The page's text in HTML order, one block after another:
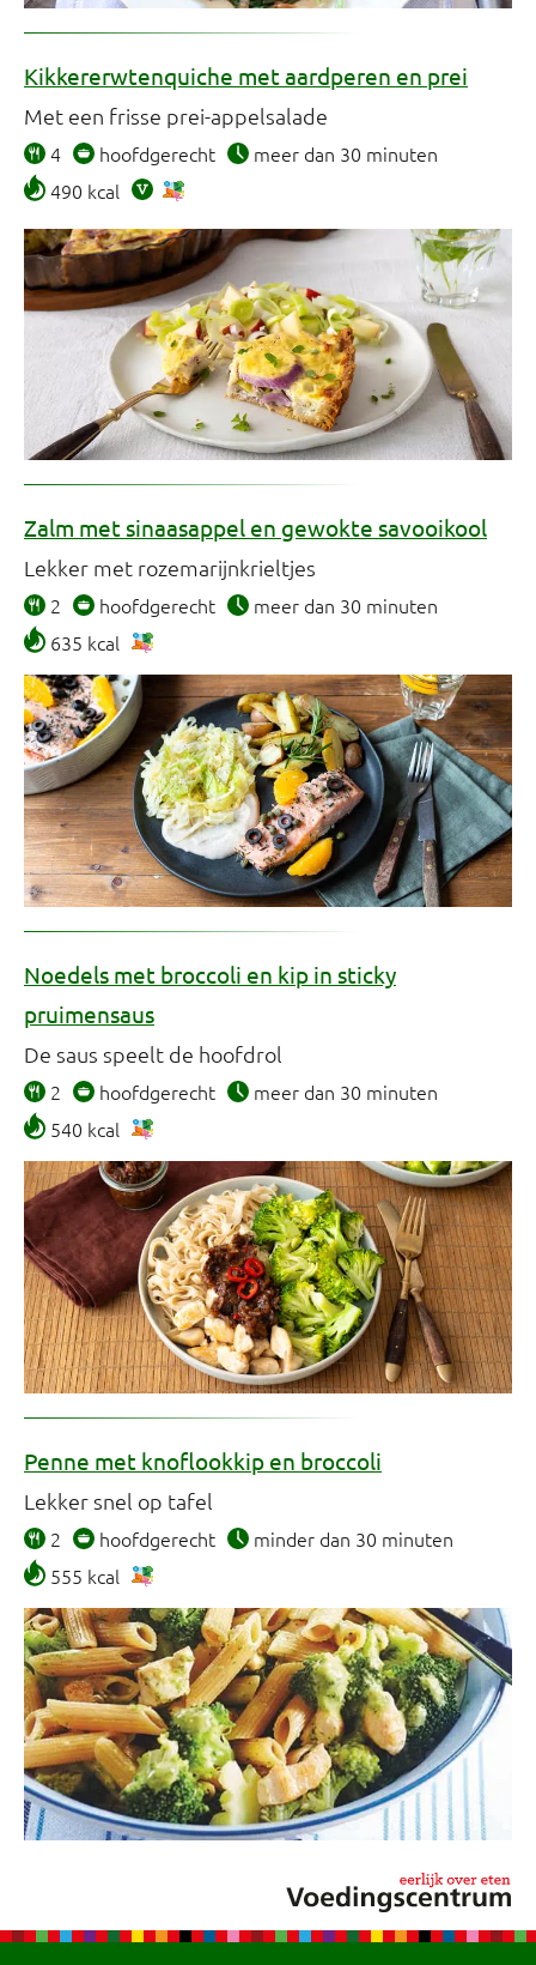
Kikkererwtenquiche met aardperen en prei
Met een frisse prei-appelsalade
4 hoofdgerecht
meer dan 30 minuten
490 kcal
Zalm met sinaasappel en gewokte savooikool
Lekker met rozemarijnkrieltjes
2 hoofdgerecht
meer dan 30 minuten
635 kcal
Noedels met broccoli en kip in sticky
pruimensaus
De saus speelt de hoofdrol
2 hoofdgerecht
meer dan 30 minuten
540 kcal
Penne met knoflookkip en broccoli
Lekker snel op tafel
2 hoofdgerecht
minder dan 30 minuten
555 kcal